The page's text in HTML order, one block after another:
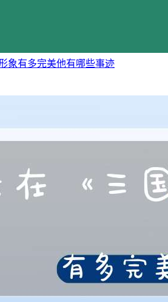
象有多完美他有哪些事迹